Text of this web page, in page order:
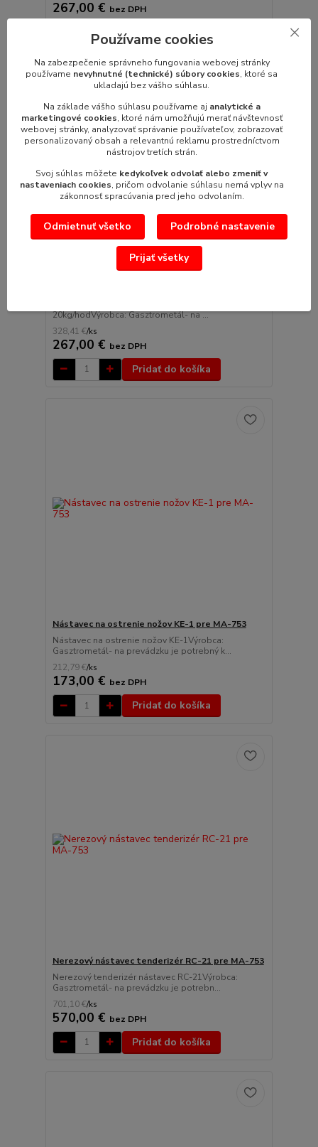
267,00 € bez DPH
Pridať do košíka
20kg/hodVýrobca: Gasztrometál- na ...
328,41 €/ks
267,00 € bez DPH
Pridať do košíka
Nástavec na ostrenie nožov KE-1 pre MA-753
Nástavec na ostrenie nožov KE-1Výrobca:
Gasztrometál- na prevádzku je potrebný k...
212,79 €/ks
173,00 € bez DPH
Pridať do košíka
Nerezový nástavec tenderizér RC-21 pre MA-753
Nerezový tenderizér nástavec RC-21Výrobca:
Gasztrometál- na prevádzku je potrebn...
701,10 €/ks
570,00 € bez DPH
Pridať do košíka
Používame cookies
Na zabezpečenie správneho fungovania webovej stránky
používame nevyhnutné (technické) súbory cookies, ktoré sa
ukladajú bez vášho súhlasu.
Na základe vášho súhlasu používame aj analytické a
marketingové cookies, ktoré nám umožňujú merať návštevnosť
webovej stránky, analyzovať správanie používateľov, zobrazovať
personalizovaný obsah a relevantnú reklamu prostredníctvom
nástrojov tretích strán.
Svoj súhlas môžete kedykoľvek odvolať alebo zmeniť v
nastaveniach cookies, pričom odvolanie súhlasu nemá vplyv na
zákonnosť spracúvania pred jeho odvolaním.
Odmietnuť všetko Podrobné nastavenie
Prijať všetky